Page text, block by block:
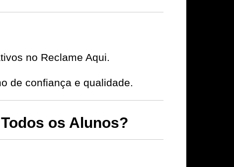
no Reclame Aqui.
de confiança e qualidade.
os Alunos?